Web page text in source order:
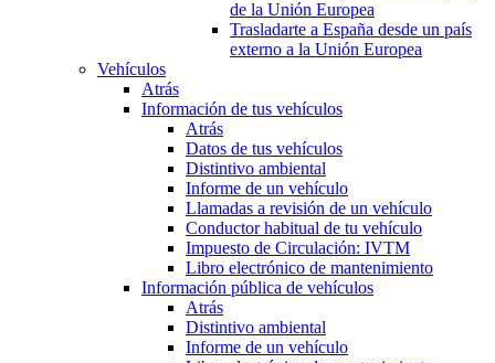
de la Unión Europea
Trasladarte a España desde un país
externo a la Unión Europea
Vehículos
Atrás
Información de tus vehículos
Atrás
Datos de tus vehículos
Distintivo ambiental
Informe de un vehículo
Llamadas a revisión de un vehículo
Conductor habitual de tu vehículo
Impuesto de Circulación: IVTM
Libro electrónico de mantenimiento
Información pública de vehículos
Atrás
Distintivo ambiental
Informe de un vehículo